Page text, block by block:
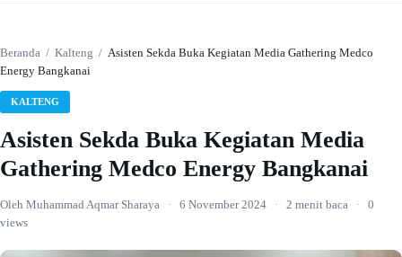
Beranda / Kalteng / Asisten Sekda Buka Kegiatan Media Gathering Medco
Energy Bangkanai
KALTENG
Asisten Sekda Buka Kegiatan Media
Gathering Medco Energy Bangkanai
Oleh Muhammad Aqmar Sharaya · 6 November 2024 · 2 menit baca ·
0
views